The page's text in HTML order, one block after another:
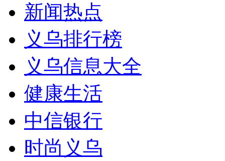
新闻热点
义乌排行榜
义乌信息大全
健康生活
中信银行
时尚义乌